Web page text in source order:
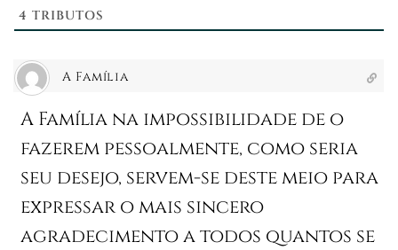
4 TRIBUTOS
A Família
A Família na impossibilidade de o
fazerem pessoalmente, como seria
seu desejo, servem-se deste meio para
expressar o mais sincero
agradecimento a todos quantos se